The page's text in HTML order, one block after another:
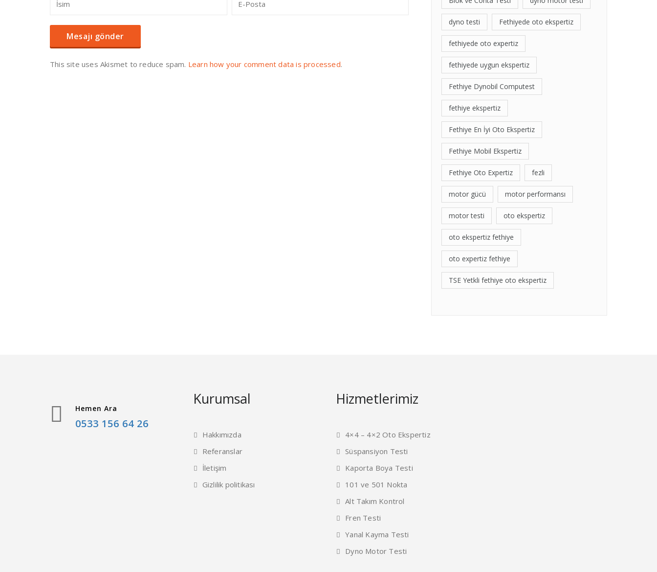
This site uses Akismet to reduce spam. Learn how your comment data is processed.
dyno testi Fethiyede oto ekspertiz
fethiyede oto expertiz
fethiyede uygun ekspertiz
Fethiye Dynobil Computest
fethiye ekspertiz
Fethiye En İyi Oto Ekspertiz
Fethiye Mobil Ekspertiz
Fethiye Oto Expertiz fezli
motor gücü motor performansı
motor testi oto ekspertiz
oto ekspertiz fethiye
oto expertiz fethiye
TSE Yetkli fethiye oto ekspertiz
Hemen Ara
0533 156 64 26
Kurumsal
Hakkımızda
Referanslar
İletişim
Gizlilik politikası
Hizmetlerimiz
4×4 – 4×2 Oto Ekspertiz
Süspansiyon Testi
Kaporta Boya Testi
101 ve 501 Nokta
Alt Takım Kontrol
Fren Testi
Yanal Kayma Testi
Dyno Motor Testi